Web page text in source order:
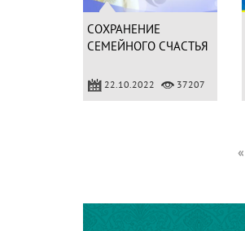
СОХРАНЕНИЕ
СЕМЕЙНОГО СЧАСТЬЯ
22.10.2022 37207
«